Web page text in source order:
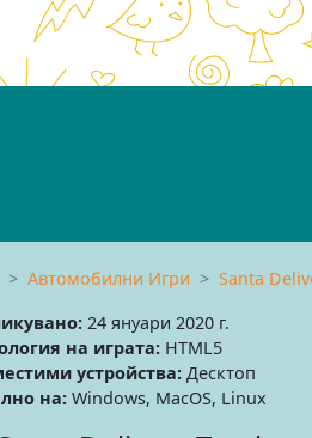
Автомобилни Игри
Santa
24 януари 2020 г.
на играта:HTML5
устройства:Десктоп
на:Windows, MacOS, Linux